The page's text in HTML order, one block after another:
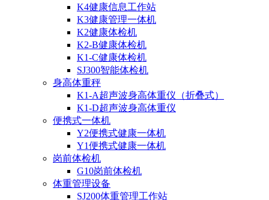
K4健康信息工作站
K3健康管理一体机
K2健康体检机
K2-B健康体检机
K1-C健康体检机
SJ300智能体检机
身高体重秤
K1-A超声波身高体重仪（折叠式）
K1-D超声波身高体重仪
便携式一体机
Y2便携式健康一体机
Y1便携式健康一体机
岗前体检机
G10岗前体检机
体重管理设备
SJ200体重管理工作站